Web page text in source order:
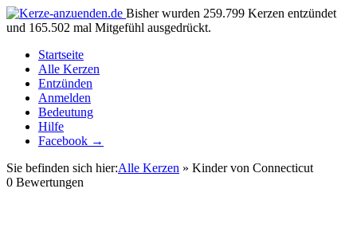
Bisher wurden 259.799 Kerzen entzündet
und 165.502 mal Mitgefühl ausgedrückt.
Startseite
Alle Kerzen
Entzünden
Anmelden
Bedeutung
Hilfe
Facebook →
Sie befinden sich hier:Alle Kerzen » Kinder von Connecticut
0 Bewertungen